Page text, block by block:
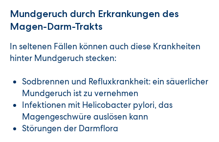
Mundgeruch durch Erkrankungen des
Magen-Darm-Trakts
In seltenen Fällen können auch diese Krankheiten
hinter Mundgeruch stecken:
Sodbrennen und Refluxkrankheit: ein säuerlicher
Mundgeruch ist zu vernehmen
Infektionen mit Helicobacter pylori, das
Magengeschwüre auslösen kann
Störungen der Darmflora